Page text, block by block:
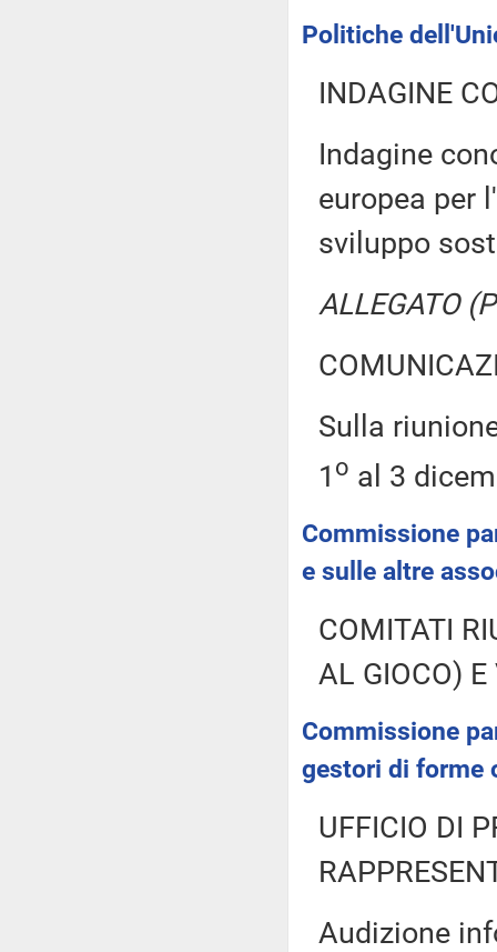
Politiche
INDAGINE
Indagine
europea per
sviluppo
ALLEGATO
Sulla
1 o al 3
Commissione
e sulle altre
COMITATI
AL GIOCO)
Commissione
gestori di forme
UFFICIO DI
Audizione